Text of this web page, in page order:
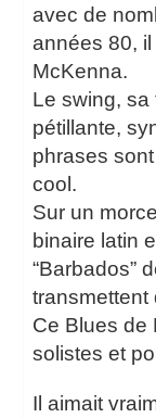
avec de
années 80,
McKenna.
Le swing, sa
pétillante,
phrases
cool.
Sur un
binaire latin
“Barbados”
transmettent
Ce Blues de
solistes et
Il aimait